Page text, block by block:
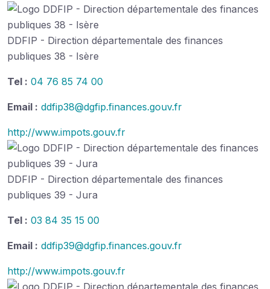
DDFIP - Direction départementale des finances
publiques 38 - Isère
Tel : 04 76 85 74 00
Email : ddfip38@dgfip.finances.gouv.fr
http://www.impots.gouv.fr
DDFIP - Direction départementale des finances
publiques 39 - Jura
Tel : 03 84 35 15 00
Email : ddfip39@dgfip.finances.gouv.fr
http://www.impots.gouv.fr